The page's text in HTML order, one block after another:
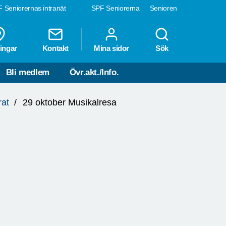
SPF Seniorerna Senioren
Seniorernas intranät
Kontakt Mina sidor Sök
Bli medlem Övr.akt./Info.
29 oktober Musikalresa